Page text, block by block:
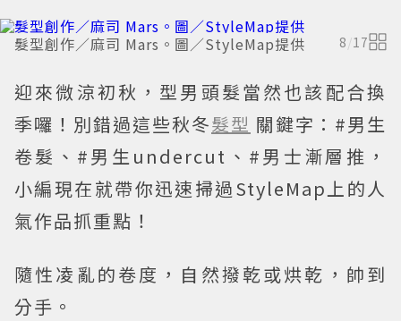
髮型創作／麻司 Mars。圖／StyleMap提供 8/17
迎來微涼初秋，型男頭髮當然也該配合換
季囉！別錯過這些秋冬髮型 關鍵字：#男生
卷髮、#男生undercut、#男士漸層推，
小編現在就帶你迅速掃過StyleMap上的人
氣作品抓重點！
隨性凌亂的卷度，自然撥乾或烘乾，帥到
分手。